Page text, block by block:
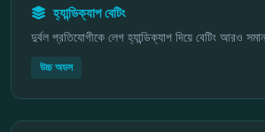
হ্যান্ডিক্যাপ বেটিং
দুর্বল প্রতিযোগীকে লেগ হ্যান্ডিক্যাপ দিয়ে বেটিং আরও
উচ্চ অডস